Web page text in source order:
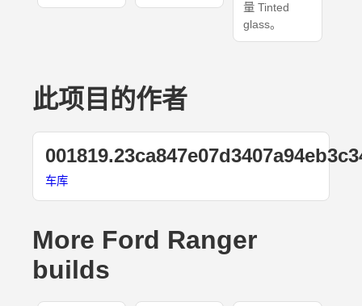
量 Tinted
glass。
此项目的作者
车库
More Ford Ranger
builds